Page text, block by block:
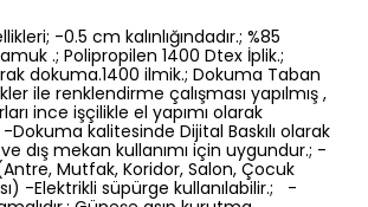
-0.5 cm kalınlığındadır.; %85
.; Polipropilen 1400 Dtex İplik.;
dokuma.1400 ilmik.; Dokuma Taban
ile renklendirme çalışması yapılmış ,
ince işçilikle el yapımı olarak
Dokuma kalitesinde Dijital Baskılı olarak
dış mekan kullanımı için uygundur.; -
Mutfak, Koridor, Salon, Çocuk
-Elektrikli süpürge kullanılabilir.; -